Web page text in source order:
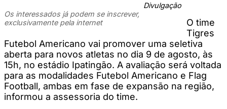
Divulgação
Os interessados já podem se inscrever,
exclusivamente pela internet
O time
Tigres
Futebol Americano vai promover uma seletiva
aberta para novos atletas no dia 9 de agosto, às
15h, no estádio Ipatingão. A avaliação será voltada
para as modalidades Futebol Americano e Flag
Football, ambas em fase de expansão na região,
informou a assessoria do time.